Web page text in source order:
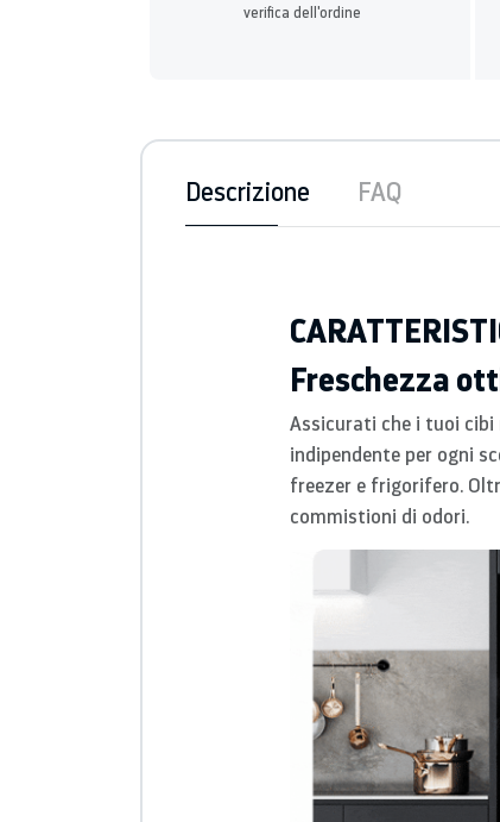
verifica dell'ordine
Descrizione FAQ
Freschezza
Assicurati che i tuoi cibi
indipendente per ogni
freezer e frigorifero.
commistioni di odori.